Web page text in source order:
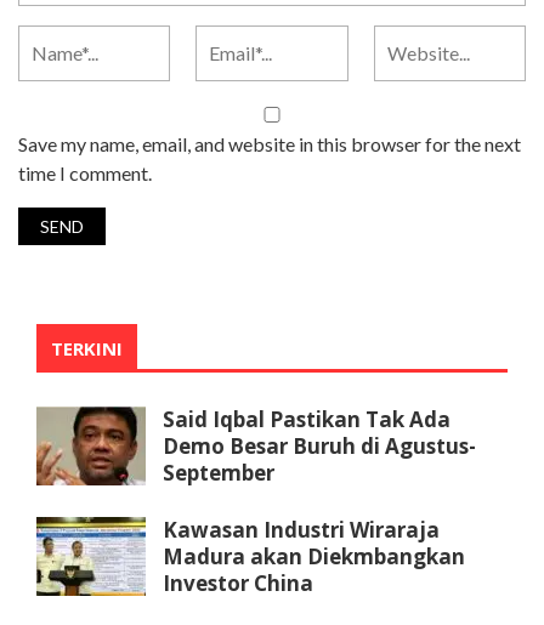
Save my name, email, and website in this browser for the next
time I comment.
TERKINI
Said Iqbal Pastikan Tak Ada
Demo Besar Buruh di Agustus-
September
Kawasan Industri Wiraraja
Madura akan Diekmbangkan
Investor China